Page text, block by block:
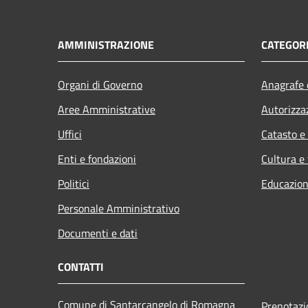
AMMINISTRAZIONE
Organi di Governo
Aree Amministrative
Uffici
Enti e fondazioni
Politici
Personale Amministrativo
Documenti e dati
Catasto
Cultura
CONTATTI
Comune di Santarcangelo di Romagna